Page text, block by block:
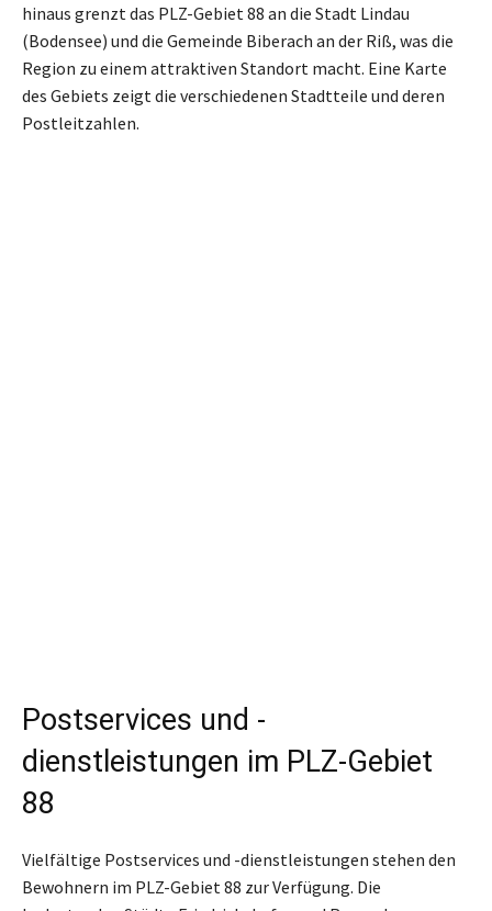
hinaus grenzt das PLZ-Gebiet 88 an die Stadt Lindau
(Bodensee) und die Gemeinde Biberach an der Riß, was die
Region zu einem attraktiven Standort macht. Eine Karte
des Gebiets zeigt die verschiedenen Stadtteile und deren
Postleitzahlen.
Postservices und -
dienstleistungen im PLZ-Gebiet
88
Vielfältige Postservices und -dienstleistungen stehen den
Bewohnern im PLZ-Gebiet 88 zur Verfügung. Die